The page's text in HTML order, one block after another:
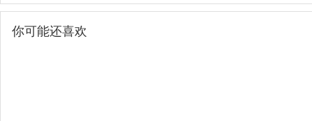
你可能还喜欢